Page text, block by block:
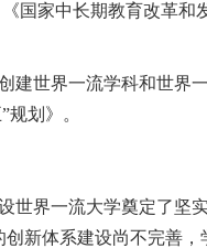
家中长期教育改革和
世界一流学科和世界
划》。
界一流大学奠定了坚
新体系建设尚不完善